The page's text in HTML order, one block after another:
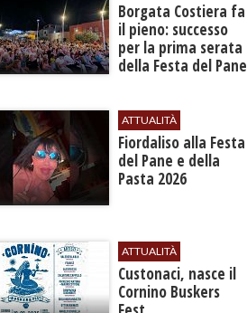
​Borgata Costiera fa
il pieno: successo
per la prima serata
della Festa del Pane
ATTUALITÀ
Fiordaliso alla Festa
del Pane e della
Pasta 2026
ATTUALITÀ
Custonaci, nasce il
Cornino Buskers